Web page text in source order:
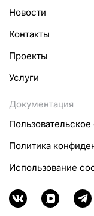
Новости
Контакты
Проекты
Услуги
Документация
Политика
Использование